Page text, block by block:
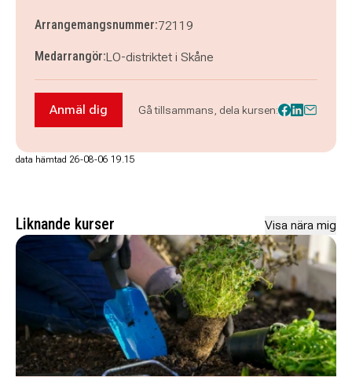
Arrangemangsnummer:72119
Medarrangör:LO-distriktet i Skåne
Anmäl dig till Vald på jobbet (grundläggande
Anmäl dig Gå tillsammans, dela kursen:
data hämtad 26-08-06 19.15
Liknande kurser Visa nära mig